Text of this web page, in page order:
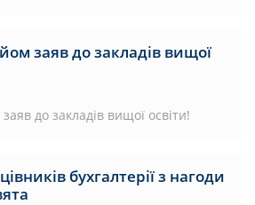
заяв до закладів вищої
до закладів вищої освіти!
бухгалтерії з нагоди